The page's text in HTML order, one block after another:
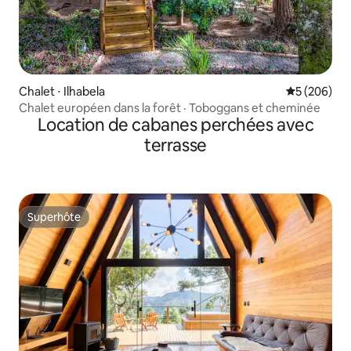
Chalet ⋅ Ilhabela Évaluation
5 (206)
Chalet européen dans la forêt · Toboggans et cheminée
Location de cabanes perchées avec
terrasse
Superhôte
Superhôte